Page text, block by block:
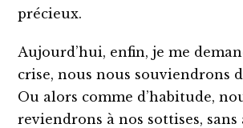
précieux.
Aujourd’hui, enfin, je me
crise, nous nous souviendrons
Ou alors comme d’habitude,
reviendrons à nos sottises,